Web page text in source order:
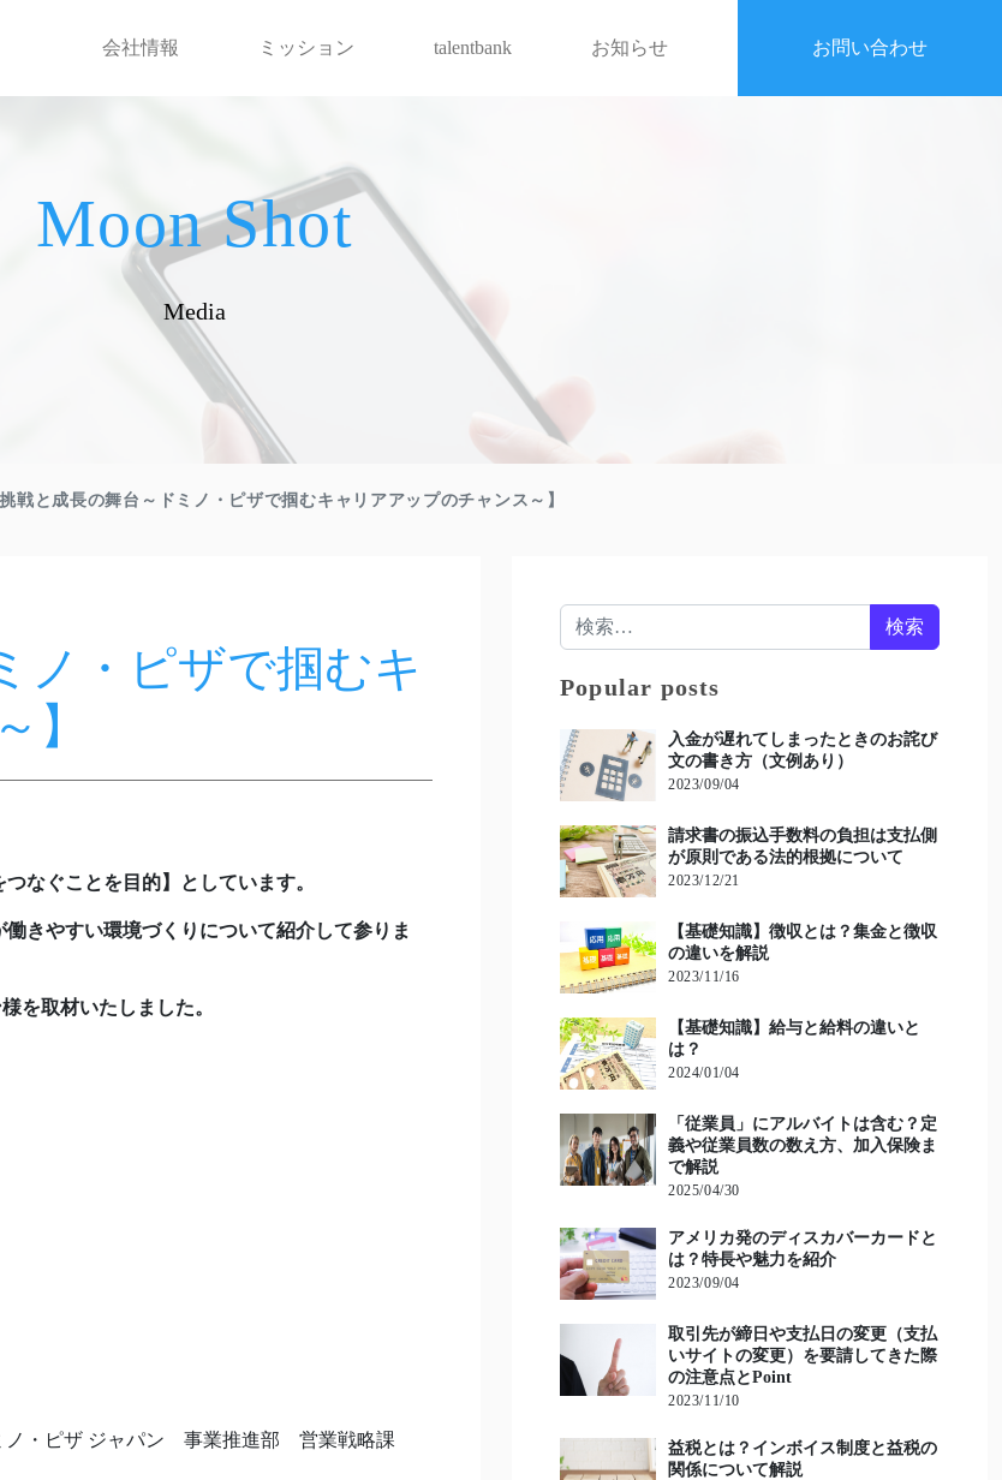
会社情報 ミッション talentbank お知らせ お問い合わせ
Moon Shot
Media
挑戦と成長の舞台～ドミノ・ピザで掴むキャリアアップのチャンス～】
ノ・ピザで掴むキ
】
なぐことを目的】としています。
きやすい環境づくりについて紹介して参りま
を取材いたしました。
ノ・ピザ ジャパン 事業推進部 営業戦略課
検索:
Popular posts
入金が遅れてしまったときのお詫び
文の書き方（文例あり）
2023/09/04
請求書の振込手数料の負担は支払側
が原則である法的根拠について
2023/12/21
【基礎知識】徴収とは？集金と徴収
の違いを解説
2023/11/16
【基礎知識】給与と給料の違いと
は？
2024/01/04
「従業員」にアルバイトは含む？定
義や従業員数の数え方、加入保険ま
で解説
2025/04/30
アメリカ発のディスカバーカードと
は？特長や魅力を紹介
2023/09/04
取引先が締日や支払日の変更（支払
いサイトの変更）を要請してきた際
の注意点とPoint
2023/11/10
益税とは？インボイス制度と益税の
関係について解説